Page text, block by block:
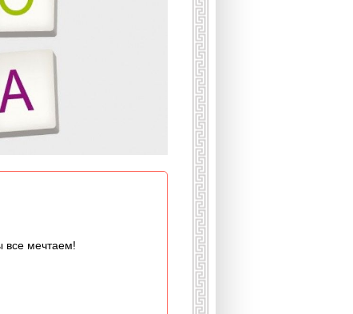
все мечтаем!